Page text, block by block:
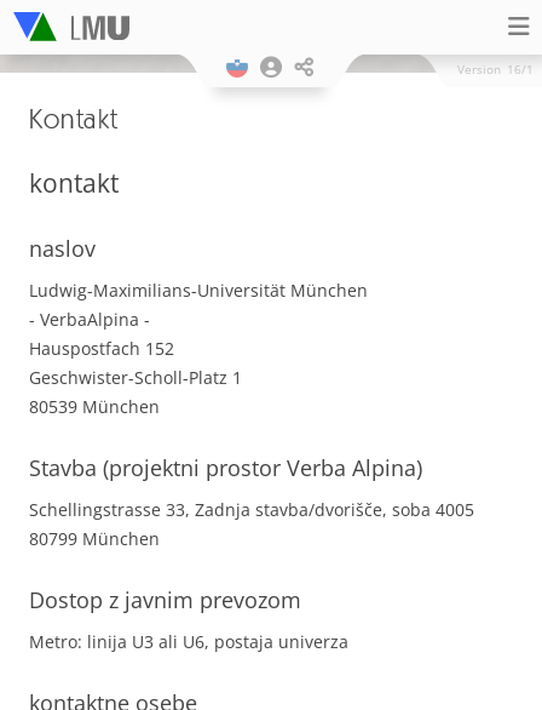
Version 16/1
Kontakt
kontakt
naslov
Ludwig-Maximilians-Universität München
- VerbaAlpina -
Hauspostfach 152
Geschwister-Scholl-Platz 1
80539 München
Stavba (projektni prostor Verba Alpina)
Schellingstrasse 33, Zadnja stavba/dvorišče, soba 4005
80799 München
Dostop z javnim prevozom
Metro: linija U3 ali U6, postaja univerza
kontaktne osebe